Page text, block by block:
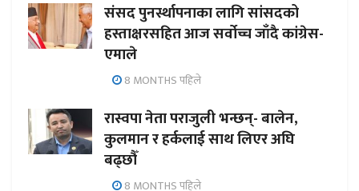
संसद पुनर्स्थापनाका लागि सांसदको
हस्ताक्षरसहित आज सर्वोच्च जाँदै कांग्रेस-
एमाले
8 MONTHS पहिले
रास्वपा नेता पराजुली भन्छन्- बालेन,
कुलमान र हर्कलाई साथ लिएर अघि
बढ्छौँ
8 MONTHS पहिले